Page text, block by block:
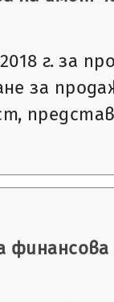
г. за
за